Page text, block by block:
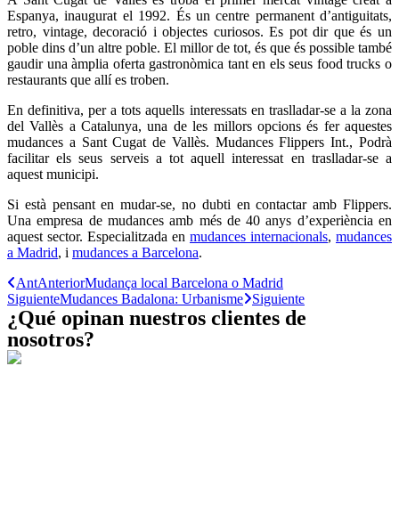
Espanya, inaugurat el 1992. És un centre permanent d’antiguitats,
retro, vintage, decoració i objectes curiosos. Es pot dir que és un
poble dins d’un altre poble. El millor de tot, és que és possible també
gaudir una àmplia oferta gastronòmica tant en els seus food trucks o
restaurants que allí es troben.
En definitiva, per a tots aquells interessats en traslladar-se a la zona
del Vallès a Catalunya, una de les millors opcions és fer aquestes
mudances a Sant Cugat de Vallès. Mudances Flippers Int., Podrà
facilitar els seus serveis a tot aquell interessat en traslladar-se a
aquest municipi.
Si està pensant en mudar-se, no dubti en contactar amb Flippers.
Una empresa de mudances amb més de 40 anys d’experiència en
aquest sector. Especialitzada en mudances internacionals, mudances
a Madrid, i mudances a Barcelona.
AntAnteriorMudança local Barcelona o Madrid
SiguienteMudances Badalona: Urbanisme Siguiente
¿Qué opinan nuestros clientes de
nosotros?